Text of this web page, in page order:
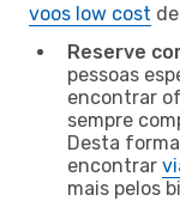
voos low cost
Reserve
pessoas
encontrar
sempre
Desta
encontrar
mais pelos